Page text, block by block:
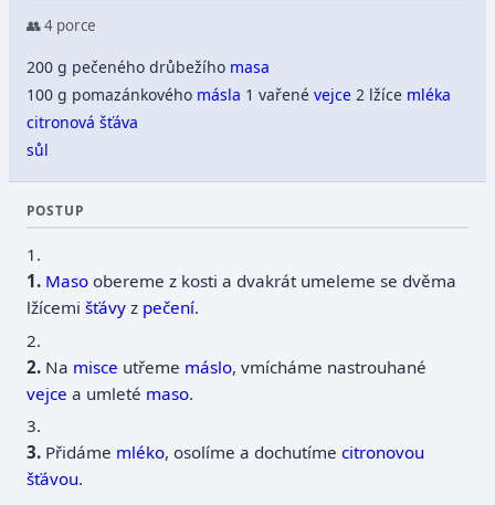
👥 4 porce
200 g pečeného drůbežího masa
100 g pomazánkového másla 1 vařenévejce 2 lžíce mléka
citronová šťáva
sůl
POSTUP
1.
Maso obereme z kosti a dvakrát umeleme se dvěma
lžícemišťávy z pečení.
2.
Na misce utřeme máslo, vmícháme nastrouhané
vejce a umleté maso.
3.
Přidáme mléko, osolíme a dochutímecitronovou
šťávou.